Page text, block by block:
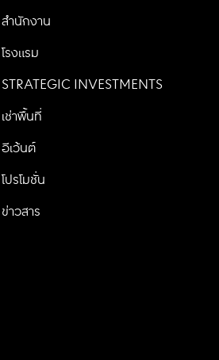
สำนักงาน
โรงแรม
STRATEGIC INVESTMENTS
เช่าพื้นที่
อีเว้นต์
โปรโมชั่น
ข่าวสาร